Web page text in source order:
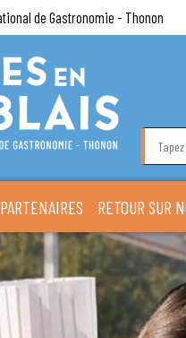
de Gastronomie - Thonon
RETOUR SUR